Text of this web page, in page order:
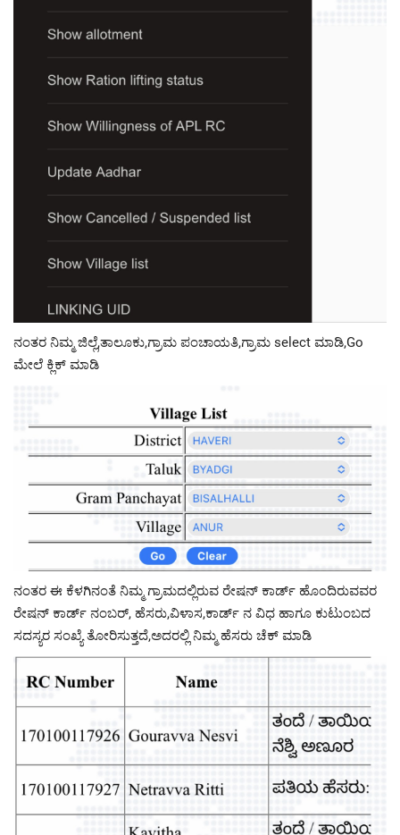
ನಂತರ ನಿಮ್ಮ ಜಿಲ್ಲೆ,ತಾಲೂಕು,ಗ್ರಾಮ ಪಂಚಾಯತಿ,ಗ್ರಾಮ select ಮಾಡಿ,Go
ಮೇಲೆ ಕ್ಲಿಕ್ ಮಾಡಿ
ನಂತರ ಈ ಕೆಳಗಿನಂತೆ ನಿಮ್ಮ ಗ್ರಾಮದಲ್ಲಿರುವ ರೇಷನ್ ಕಾರ್ಡ್ ಹೊಂದಿರುವವರ
ರೇಷನ್ ಕಾರ್ಡ್ ನಂಬರ್, ಹೆಸರು,ವಿಳಾಸ,ಕಾರ್ಡ್ ನ ವಿಧ ಹಾಗೂ ಕುಟುಂಬದ
ಸದಸ್ಯರ ಸಂಖ್ಯೆ ತೋರಿಸುತ್ತದೆ,ಅದರಲ್ಲಿ ನಿಮ್ಮ ಹೆಸರು ಚೆಕ್ ಮಾಡಿ